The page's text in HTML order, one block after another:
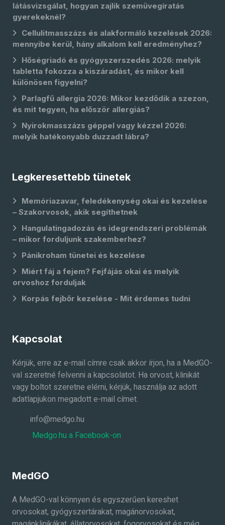
látásvizsgálat, hogyan zajlik szemüvegíratás
gyerekeknél?
Cellulitmasszázs és alakformáló kezelések 2026:
mennyibe kerül, hány alkalom kell eredményhez?
Hőségriadó és gyógyszerszedés 2026: melyik
tabletta fokozza a kiszáradást, és mikor kell
különösen figyelni?
Parlagfű allergia 2026: Mikor kezdődik a szezon,
és mit tegyen, ha először allergiás?
Nyirokmasszázs géppel vagy kézzel 2026:
melyik hatékonyabb duzzadt lábra?
Legkeresettebb tünetek
Memóriazavar, feledékenység okai és kezelése
– Szakorvosok, akik segíthetnek
Hangulatingadozás és idegrendszeri problémák
– mikor forduljunk szakemberhez?
Pánikroham tünetei és kezelése
Miért fáj a fejem? Fejfájás okai és melyik
orvoshoz forduljak
Korpás fejbőr kezelése - Mit érdemes tudni
Kapcsolat
Kérjük, erre az e-mail címre csak akkor írjon, ha a MedGO-
val szeretné felvenni a kapcsolatot. Ha orvost, klinikát
vagy boltot szeretne elérni, kérjük, használja az adott
adatlapjukon megadott e-mail címet.
info@medgo.hu
Medgo.hu a Facebook-on
MedGO
A MedGO-val könnyen és egyszerűen kereshet
orvosokat, gyógyszertárakat, magánorvosokat,